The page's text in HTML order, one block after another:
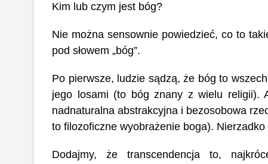
Kim lub czym jest bóg?
Nie można sensownie powiedzieć, co to
pod słowem „bóg”.
Po pierwsze, ludzie sądzą, że bóg to
jego losami (to bóg znany z wielu religii).
nadnaturalna abstrakcyjna i bezosobowa
to filozoficzne wyobrażenie boga).
Dodajmy, że transcendencja to,